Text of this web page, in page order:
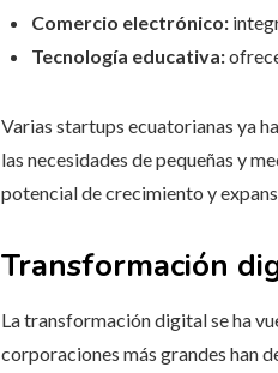
Comercio electrónico:
Tecnología educativa:
Varias startups ecuatorianas ya
las necesidades de pequeñas y
potencial de crecimiento y
Transformación
La transformación digital se ha
corporaciones más grandes han